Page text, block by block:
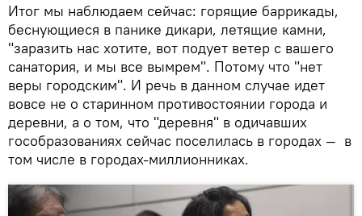
Итог мы наблюдаем сейчас: горящие баррикады,
беснующиеся в панике дикари, летящие камни,
"заразить нас хотите, вот подует ветер с вашего
санатория, и мы все вымрем". Потому что "нет
веры городским". И речь в данном случае идет
вовсе не о старинном противостоянии города и
деревни, а о том, что "деревня" в одичавших
гособразованиях сейчас поселилась в городах — в
том числе в городах-миллионниках.